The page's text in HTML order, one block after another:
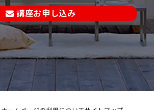
講座お申し込み